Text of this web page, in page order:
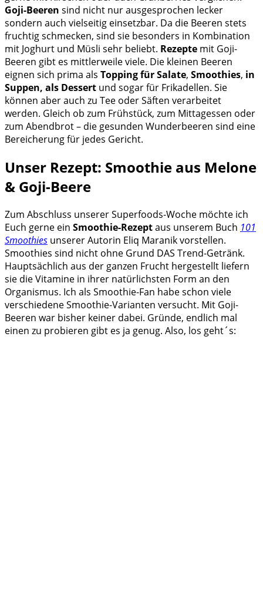
Goji-Beeren sind nicht nur ausgesprochen lecker
sondern auch vielseitig einsetzbar. Da die Beeren stets
fruchtig schmecken, sind sie besonders in Kombination
mit Joghurt und Müsli sehr beliebt. Rezepte mit Goji-
Beeren gibt es mittlerweile viele. Die kleinen Beeren
eignen sich prima als Topping für Salate, Smoothies, in
Suppen, als Dessert und sogar für Frikadellen. Sie
können aber auch zu Tee oder Säften verarbeitet
werden. Gleich ob zum Frühstück, zum Mittagessen oder
zum Abendbrot – die gesunden Wunderbeeren sind eine
Bereicherung für jedes Gericht.
Unser Rezept: Smoothie aus Melone
& Goji-Beere
Zum Abschluss unserer Superfoods-Woche möchte ich
Euch gerne ein Smoothie-Rezeptaus unserem Buch 101
Smoothies unserer Autorin Eliq Maranik vorstellen.
Smoothies sind nicht ohne Grund DAS Trend-Getränk.
Hauptsächlich aus der ganzen Frucht hergestellt liefern
sie die Vitamine in ihrer natürlichsten Form an den
Organismus. Ich als Smoothie-Fan habe schon viele
verschiedene Smoothie-Varianten versucht. Mit Goji-
Beeren war bisher keiner dabei. Gründe, endlich mal
einen zu probieren gibt es ja genug. Also, los geht´s: